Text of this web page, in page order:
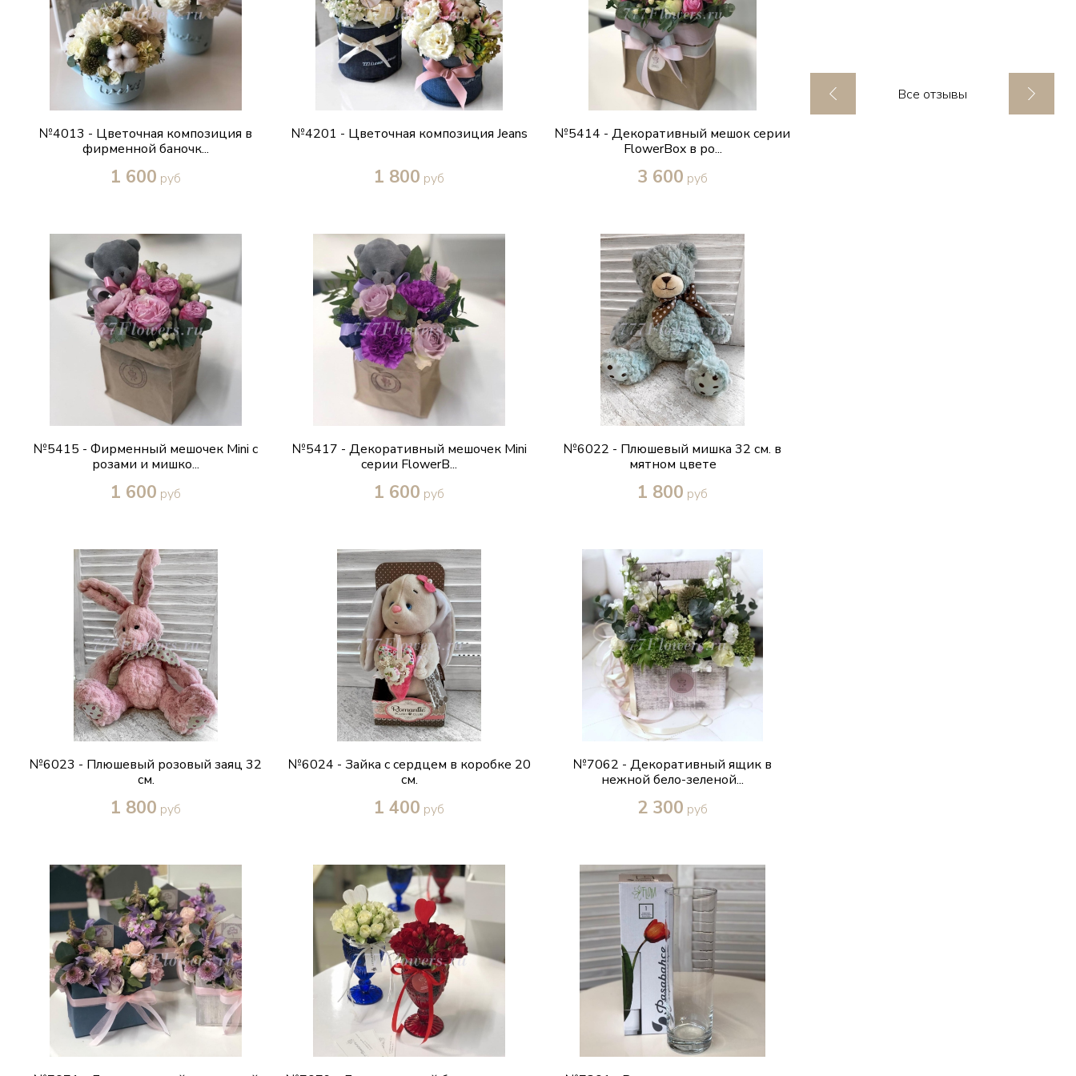
№4013 - Цветочная композиция в
фирменной баночк...
1 600 руб
№4201 - Цветочная композиция Jeans
1 800 руб
№5414 - Декоративный мешок серии
FlowerBox в ро...
3 600 руб
№5415 - Фирменный мешочек Mini с
розами и мишко...
1 600 руб
№5417 - Декоративный мешочек Mini
серии FlowerB...
1 600 руб
№6022 - Плюшевый мишка 32 см. в
мятном цвете
1 800 руб
№6023 - Плюшевый розовый заяц 32
см.
1 800 руб
№6024 - Зайка с сердцем в коробке 20
см.
1 400 руб
№7062 - Декоративный ящик в
нежной бело-зеленой...
2 300 руб
Все отзывы